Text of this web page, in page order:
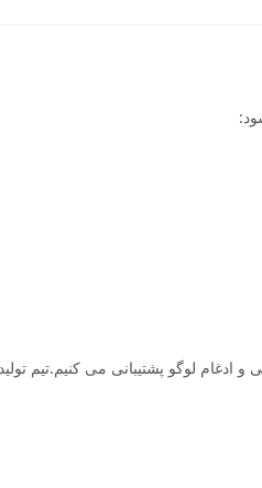
لوگو پشتیبانی می کنیم.تیم